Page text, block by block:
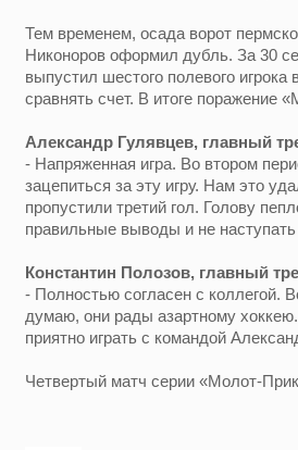
Тем временем, осада ворот
Никоноров оформил дубль. За 30
выпустил шестого полевого
сравнять счет. В итоге поражение
Александр Гулявцев, главный
- Напряженная игра. Во втором
зацепиться за эту игру. Нам это
пропустили третий гол. Голову
правильные выводы и не
Константин Полозов, главный
- Полностью согласен с коллегой.
думаю, они рады азартному
приятно играть с командой
Четвертый матч серии «Молот-